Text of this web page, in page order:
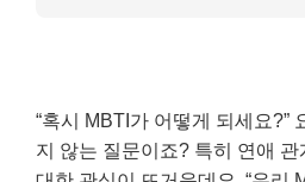
“혹시 MBTI가 어떻게 되세요?”
지 않는 질문이죠? 특히 연애 관